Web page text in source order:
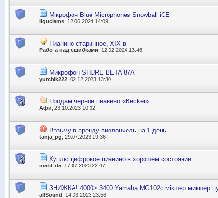
Мікрофон Blue Microphones Snowball iCE
Ilguciems , 12.06.2024 14:09
Пианино старинное, ХІХ в.
Работа над ошибками, 12.02.2024 13:46
Микрофон SHURE BETA 87A
yurchik222 , 02.12.2023 13:30
Продам черное пианино «Becker»
Афи , 23.10.2023 10:32
Возьму в аренду виолончель на 1 день
tanja_pg , 29.07.2023 19:36
Куплю цифровое пианино в хорошем состоянии
matil_da , 17.07.2023 22:47
ЗНИЖКА! 4000> 3400 Yamaha MG102c мікшер микшер
allSound , 14.03.2023 23:56